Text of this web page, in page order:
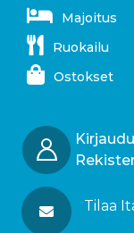
Majoitus
Ruokailu
Ostokset
Tilaa